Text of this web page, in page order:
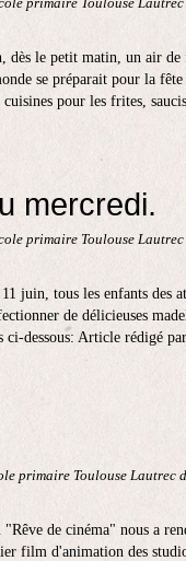
primaire Toulouse Lautrec
dès le petit matin, un air
se préparait pour la
pour les frites,
mercredi.
primaire Toulouse Lautrec
juin, tous les enfants des
de délicieuses
ci-dessous: Article rédigé
primaire Toulouse Lautrec
de cinéma" nous a
film d'animation des